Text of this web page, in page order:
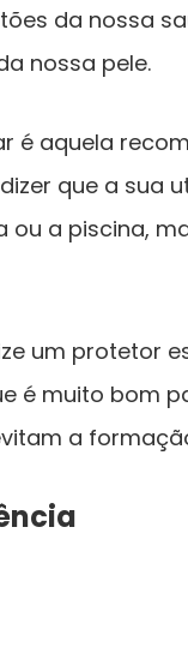
da nossa
nossa pele.
é aquela
que a sua
a piscina,
um protetor
é muito bom
a